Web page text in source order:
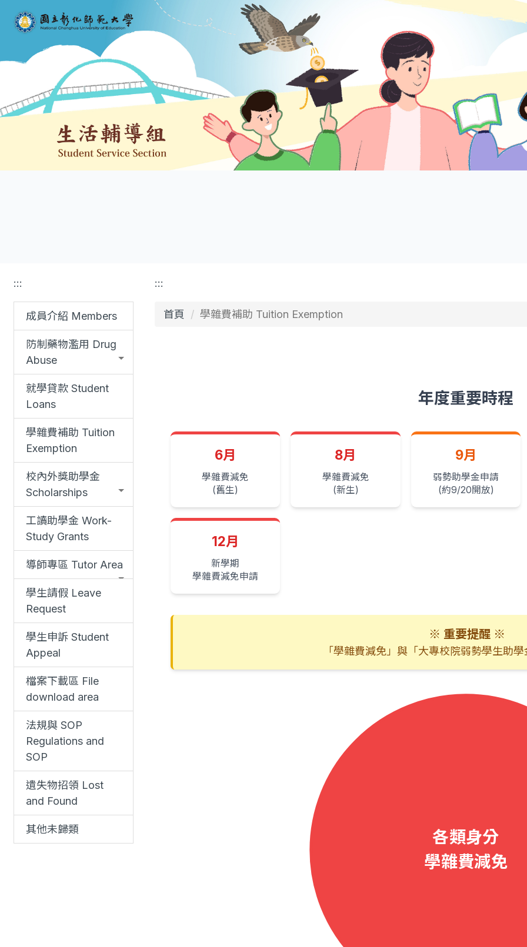
到
要
區
學雜費補助 Tuition Exemption
:::
成員介紹 Members
防制藥物濫用 Drug
Abuse
就學貸款 Student
Loans
學雜費補助 Tuition
Exemption
校內外獎助學金
Scholarships
工讀助學金 Work-
Study Grants
導師專區 Tutor Area
學生請假 Leave
Request
學生申訴 Student
Appeal
檔案下載區 File
download area
法規與 SOP
Regulations and
SOP
遺失物招領 Lost
and Found
其他未歸類
:::
首頁 學雜費補助 Tuition Exemption
年度重要時程
6月
學雜費減免
(舊生)
8月
學雜費減免
(新生)
9月
弱勢助學金申請
(約9/20開放)
12月
新學期
學雜費減免申請
※ 重要提醒 ※
「學雜費減免」與「大專校院弱勢學生助
各類身分
學雜費減免